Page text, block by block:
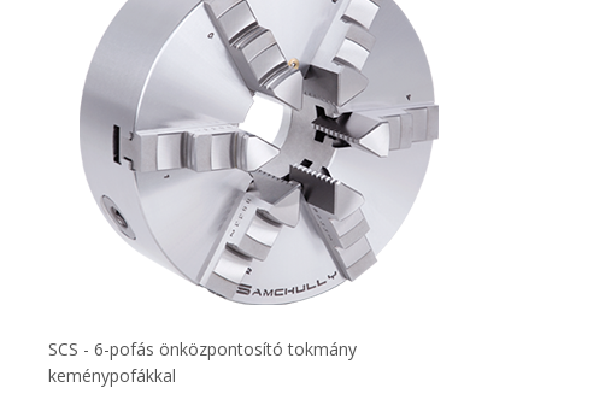
SCS - 6-pofás önközpontosító tokmány
keménypofákkal